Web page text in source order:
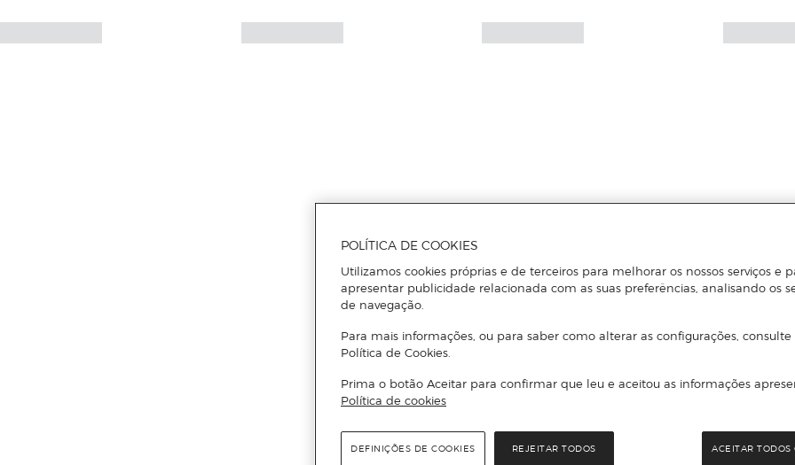
POLÍTICA DE COOKIES
Utilizamos cookies próprias e de terceiros para melhorar os nossos serviços e
apresentar publicidade relacionada com as suas preferências, analisando os
de navegação.
Para mais informações, ou para saber como alterar as configurações, consulte
Política de Cookies.
Prima o botão Aceitar para confirmar que leu e aceitou as informações
Política de cookies
REJEITAR TODOS ACEITAR TODOS
DEFINIÇÕES DE COOKIES